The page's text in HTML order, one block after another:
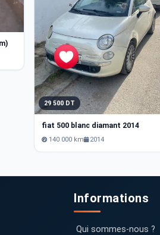
29 500 DT
fiat 500 blanc diamant 2014
140 000 km 2014
Informations
Qui sommes-nous ?